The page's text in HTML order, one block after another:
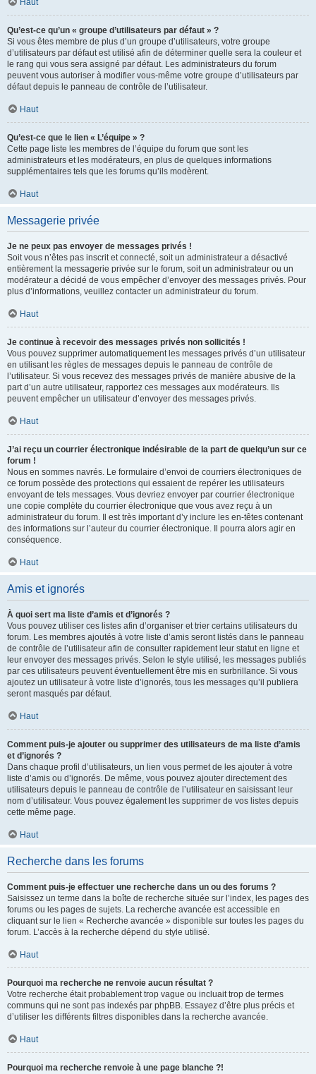
Haut
Qu’est-ce qu’un « groupe d’utilisateurs par défaut » ?
Si vous êtes membre de plus d’un groupe d’utilisateurs, votre groupe
d’utilisateurs par défaut est utilisé afin de déterminer quelle sera la couleur et
le rang qui vous sera assigné par défaut. Les administrateurs du forum
peuvent vous autoriser à modifier vous-même votre groupe d’utilisateurs par
défaut depuis le panneau de contrôle de l’utilisateur.
Haut
Qu’est-ce que le lien « L’équipe » ?
Cette page liste les membres de l’équipe du forum que sont les
administrateurs et les modérateurs, en plus de quelques informations
supplémentaires tels que les forums qu’ils modèrent.
Haut
Messagerie privée
Je ne peux pas envoyer de messages privés !
Soit vous n’êtes pas inscrit et connecté, soit un administrateur a désactivé
entièrement la messagerie privée sur le forum, soit un administrateur ou un
modérateur a décidé de vous empêcher d’envoyer des messages privés. Pour
plus d’informations, veuillez contacter un administrateur du forum.
Haut
Je continue à recevoir des messages privés non sollicités !
Vous pouvez supprimer automatiquement les messages privés d’un utilisateur
en utilisant les règles de messages depuis le panneau de contrôle de
l’utilisateur. Si vous recevez des messages privés de manière abusive de la
part d’un autre utilisateur, rapportez ces messages aux modérateurs. Ils
peuvent empêcher un utilisateur d’envoyer des messages privés.
Haut
J’ai reçu un courrier électronique indésirable de la part de quelqu’un sur ce
forum !
Nous en sommes navrés. Le formulaire d’envoi de courriers électroniques de
ce forum possède des protections qui essaient de repérer les utilisateurs
envoyant de tels messages. Vous devriez envoyer par courrier électronique
une copie complète du courrier électronique que vous avez reçu à un
administrateur du forum. Il est très important d’y inclure les en-têtes contenant
des informations sur l’auteur du courrier électronique. Il pourra alors agir en
conséquence.
Haut
Amis et ignorés
À quoi sert ma liste d’amis et d’ignorés ?
Vous pouvez utiliser ces listes afin d’organiser et trier certains utilisateurs du
forum. Les membres ajoutés à votre liste d’amis seront listés dans le panneau
de contrôle de l’utilisateur afin de consulter rapidement leur statut en ligne et
leur envoyer des messages privés. Selon le style utilisé, les messages publiés
par ces utilisateurs peuvent éventuellement être mis en surbrillance. Si vous
ajoutez un utilisateur à votre liste d’ignorés, tous les messages qu’il publiera
seront masqués par défaut.
Haut
Comment puis-je ajouter ou supprimer des utilisateurs de ma liste d’amis
et d’ignorés ?
Dans chaque profil d’utilisateurs, un lien vous permet de les ajouter à votre
liste d’amis ou d’ignorés. De même, vous pouvez ajouter directement des
utilisateurs depuis le panneau de contrôle de l’utilisateur en saisissant leur
nom d’utilisateur. Vous pouvez également les supprimer de vos listes depuis
cette même page.
Haut
Recherche dans les forums
Comment puis-je effectuer une recherche dans un ou des forums ?
Saisissez un terme dans la boîte de recherche située sur l’index, les pages des
forums ou les pages de sujets. La recherche avancée est accessible en
cliquant sur le lien « Recherche avancée » disponible sur toutes les pages du
forum. L’accès à la recherche dépend du style utilisé.
Haut
Pourquoi ma recherche ne renvoie aucun résultat ?
Votre recherche était probablement trop vague ou incluait trop de termes
communs qui ne sont pas indexés par phpBB. Essayez d’être plus précis et
d’utiliser les différents filtres disponibles dans la recherche avancée.
Haut
Pourquoi ma recherche renvoie à une page blanche ?!